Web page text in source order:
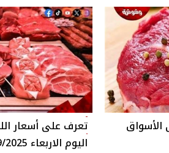
اليوم الاربعاء 10/9/2025